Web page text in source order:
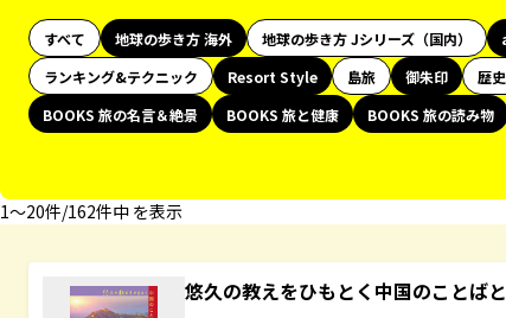
すべて 地球の歩き方 海外 地球の歩き方 Jシリーズ（国内）
ランキング&テクニック
Resort Style 島旅 御朱印 歴
BOOKS 旅の名言＆絶景
BOOKS 旅と健康 BOOKS 旅の読み物
1〜20件/162件中 を表示
悠久の教えをひもとく中国のことば